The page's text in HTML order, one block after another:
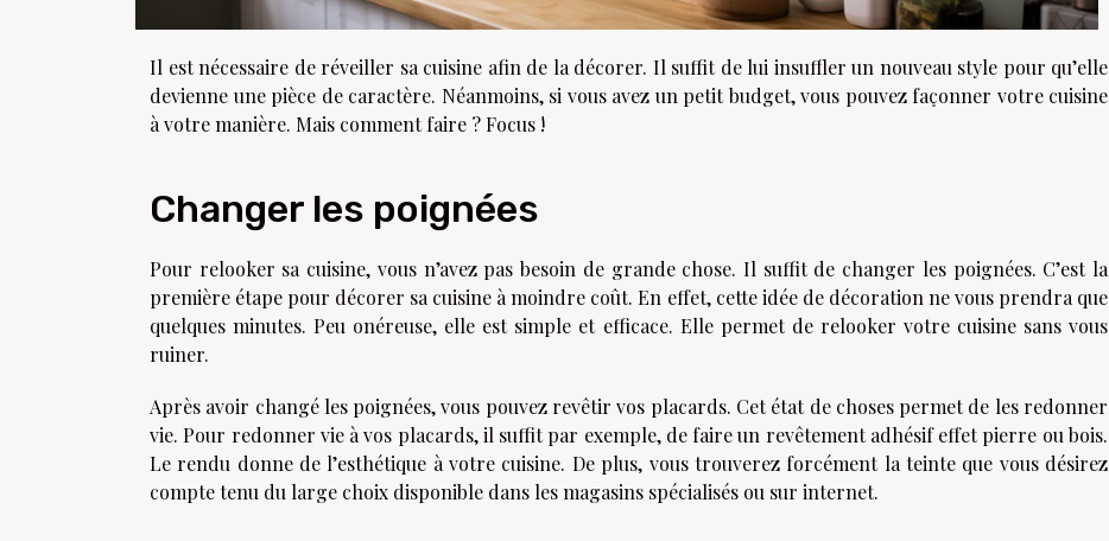
Il est nécessaire de réveiller sa cuisine afin de la décorer. Il suffit de lui insuffler un nouveau style pour qu’elle
devienne une pièce de caractère. Néanmoins, si vous avez un petit budget, vous pouvez façonner votre cuisine
à votre manière. Mais comment faire ? Focus !
Changer les poignées
Pour relooker sa cuisine, vous n’avez pas besoin de grande chose. Il suffit de changer les poignées. C’est la
première étape pour décorer sa cuisine à moindre coût. En effet, cette idée de décoration ne vous prendra que
quelques minutes. Peu onéreuse, elle est simple et efficace. Elle permet de relooker votre cuisine sans vous
ruiner.
Après avoir changé les poignées, vous pouvez revêtir vos placards. Cet état de choses permet de les redonner
vie. Pour redonner vie à vos placards, il suffit par exemple, de faire un revêtement adhésif effet pierre ou bois.
Le rendu donne de l’esthétique à votre cuisine. De plus, vous trouverez forcément la teinte que vous désirez
compte tenu du large choix disponible dans les magasins spécialisés ou sur internet.